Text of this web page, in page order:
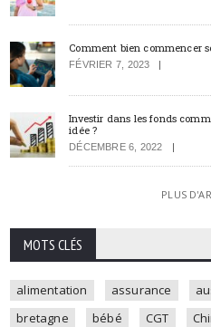
Comment bien commencer
FÉVRIER 7, 2023
Investir dans les fonds
idée ?
DÉCEMBRE 6, 2022
PLUS
MOTS CLÉS
alimentation assurance
bretagne
bébé CGT